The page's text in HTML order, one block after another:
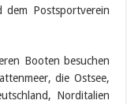
Postsportverein
Booten besuchen
die Ostsee,
Norditalien